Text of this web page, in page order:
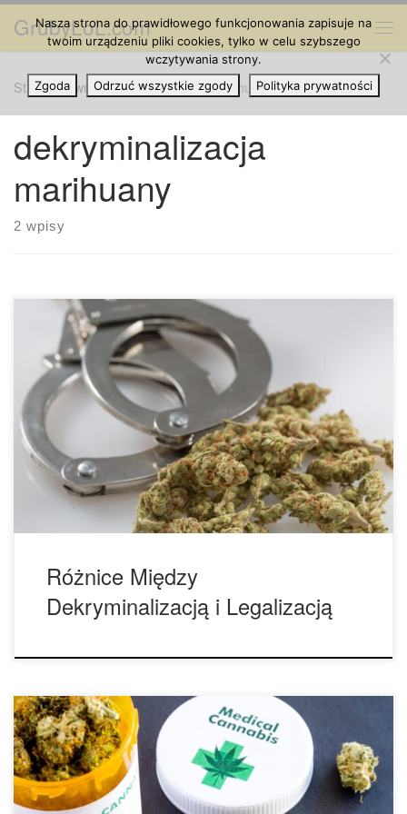
Przejdź do treści
GrubyLoL.com
Strona główna » dekryminalizacja marihuany
dekryminalizacja
marihuany
2 wpisy
Podczas omawiania reformy marihuany pojawia się wiele
terminów – harmonogramy narkotyków, rodzaje odmian,
kannabinoidy – ale być może najczęściej mylone są terminy
„legalizacja” i „dekryminalizacja”. Po ogłoszeniu przez Joe
Bidena nowego planu dekryminalizacji marihuany w USA,
zdecydowanie jest to dobry czas, aby odświeżyć te twa
terminy. Chociaż często używane zamiennie, […]
Różnice Między
Dekryminalizacją i Legalizacją
Historia i aktualny status marihuany w Południowej Afryce.
Długa i skomplikowana przygoda Republiki Południowej
Afryki zakończyła się zwycięstwem i częściową legalizacją w
Nasza strona do prawidłowego funkcjonowania zapisuje na
twoim urządzeniu pliki cookies, tylko w celu szybszego
wczytywania strony.
Zgoda
Odrzuć wszystkie zgody Polityka prywatności